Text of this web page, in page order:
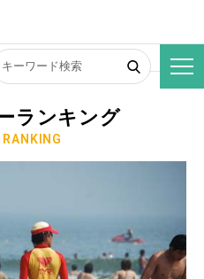
のフィールド
ランキング
RANKING